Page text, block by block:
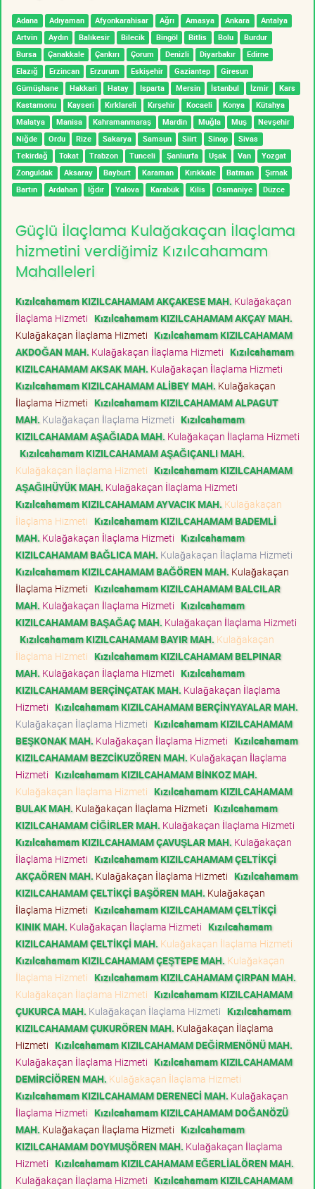
Adana Adıyaman Afyonkarahisar Ağrı Amasya Ankara
Antalya
Artvin
Aydın Balıkesir Bilecik Bingöl Bitlis Bolu
Burdur
Bursa
Çanakkale Çankırı Çorum Denizli Diyarbakır
Edirne
Elazığ
Erzincan Erzurum Eskişehir Gaziantep
Giresun
Gümüşhane
Hakkari Hatay Isparta Mersin İstanbul İzmir
Kars
Kastamonu
Kayseri Kırklareli Kırşehir Kocaeli Konya
Kütahya
Malatya
Manisa Kahramanmaraş Mardin Muğla Muş
Nevşehir
Niğde
Ordu Rize Sakarya Samsun Siirt Sinop
Sivas
Tekirdağ
Tokat Trabzon Tunceli Şanlıurfa Uşak Van
Yozgat
Zonguldak
Aksaray Bayburt Karaman Kırıkkale Batman
Şırnak
Bartın
Ardahan Iğdır Yalova Karabük Kilis Osmaniye Düzce
Güçlü İlaçlama Kulağakaçan İlaçlama
hizmetini verdiğimiz Kızılcahamam
Mahalleleri
Kızılcahamam KIZILCAHAMAM AKÇAKESE MAH. Kulağakaçan
İlaçlama Hizmeti Kızılcahamam KIZILCAHAMAM AKÇAY MAH.
Kulağakaçan İlaçlama Hizmeti Kızılcahamam KIZILCAHAMAM
AKDOĞAN MAH. Kulağakaçan İlaçlama Hizmeti Kızılcahamam
KIZILCAHAMAM AKSAK MAH. Kulağakaçan İlaçlama Hizmeti
Kızılcahamam KIZILCAHAMAM ALİBEY MAH. Kulağakaçan
İlaçlama Hizmeti Kızılcahamam KIZILCAHAMAM ALPAGUT
MAH. Kulağakaçan İlaçlama Hizmeti Kızılcahamam
KIZILCAHAMAM AŞAĞIADA MAH. Kulağakaçan İlaçlama Hizmeti
Kızılcahamam KIZILCAHAMAM AŞAĞIÇANLI MAH.
Kulağakaçan İlaçlama Hizmeti Kızılcahamam KIZILCAHAMAM
AŞAĞIHÜYÜK MAH. Kulağakaçan İlaçlama Hizmeti
Kızılcahamam KIZILCAHAMAM AYVACIK MAH. Kulağakaçan
İlaçlama Hizmeti Kızılcahamam KIZILCAHAMAM BADEMLİ
MAH. Kulağakaçan İlaçlama Hizmeti Kızılcahamam
KIZILCAHAMAM BAĞLICA MAH. Kulağakaçan İlaçlama Hizmeti
Kızılcahamam KIZILCAHAMAM BAĞÖREN MAH. Kulağakaçan
İlaçlama Hizmeti Kızılcahamam KIZILCAHAMAM BALCILAR
MAH. Kulağakaçan İlaçlama Hizmeti Kızılcahamam
KIZILCAHAMAM BAŞAĞAÇ MAH. Kulağakaçan İlaçlama Hizmeti
Kızılcahamam KIZILCAHAMAM BAYIR MAH. Kulağakaçan
İlaçlama Hizmeti Kızılcahamam KIZILCAHAMAM BELPINAR
MAH. Kulağakaçan İlaçlama Hizmeti Kızılcahamam
KIZILCAHAMAM BERÇİNÇATAK MAH. Kulağakaçan İlaçlama
Hizmeti Kızılcahamam KIZILCAHAMAM BERÇİNYAYALAR MAH.
Kulağakaçan İlaçlama Hizmeti Kızılcahamam KIZILCAHAMAM
BEŞKONAK MAH. Kulağakaçan İlaçlama Hizmeti Kızılcahamam
KIZILCAHAMAM BEZCİKUZÖREN MAH. Kulağakaçan İlaçlama
Hizmeti Kızılcahamam KIZILCAHAMAM BİNKOZ MAH.
Kulağakaçan İlaçlama Hizmeti Kızılcahamam KIZILCAHAMAM
BULAK MAH. Kulağakaçan İlaçlama Hizmeti Kızılcahamam
KIZILCAHAMAM CİĞİRLER MAH. Kulağakaçan İlaçlama Hizmeti
Kızılcahamam KIZILCAHAMAM ÇAVUŞLAR MAH. Kulağakaçan
İlaçlama Hizmeti Kızılcahamam KIZILCAHAMAM ÇELTİKÇİ
AKÇAÖREN MAH. Kulağakaçan İlaçlama Hizmeti Kızılcahamam
KIZILCAHAMAM ÇELTİKÇİ BAŞÖREN MAH. Kulağakaçan
İlaçlama Hizmeti Kızılcahamam KIZILCAHAMAM ÇELTİKÇİ
KINIK MAH. Kulağakaçan İlaçlama Hizmeti Kızılcahamam
KIZILCAHAMAM ÇELTİKÇİ MAH. Kulağakaçan İlaçlama Hizmeti
Kızılcahamam KIZILCAHAMAM ÇEŞTEPE MAH. Kulağakaçan
İlaçlama Hizmeti Kızılcahamam KIZILCAHAMAM ÇIRPAN MAH.
Kulağakaçan İlaçlama Hizmeti Kızılcahamam KIZILCAHAMAM
ÇUKURCA MAH. Kulağakaçan İlaçlama Hizmeti Kızılcahamam
KIZILCAHAMAM ÇUKURÖREN MAH. Kulağakaçan İlaçlama
Hizmeti Kızılcahamam KIZILCAHAMAM DEĞİRMENÖNÜ MAH.
Kulağakaçan İlaçlama Hizmeti Kızılcahamam KIZILCAHAMAM
DEMİRCİÖREN MAH. Kulağakaçan İlaçlama Hizmeti
Kızılcahamam KIZILCAHAMAM DERENECİ MAH. Kulağakaçan
İlaçlama Hizmeti Kızılcahamam KIZILCAHAMAM DOĞANÖZÜ
MAH. Kulağakaçan İlaçlama Hizmeti Kızılcahamam
KIZILCAHAMAM DOYMUŞÖREN MAH. Kulağakaçan İlaçlama
Hizmeti Kızılcahamam KIZILCAHAMAM EĞERLİALÖREN MAH.
Kulağakaçan İlaçlama Hizmeti Kızılcahamam KIZILCAHAMAM